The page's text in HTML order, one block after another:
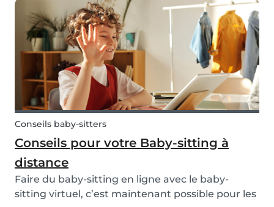
Conseils baby-sitters
Conseils pour votre Baby-sitting à
distance
Faire du baby-sitting en ligne avec le baby-
sitting virtuel, c’est maintenant possible pour les